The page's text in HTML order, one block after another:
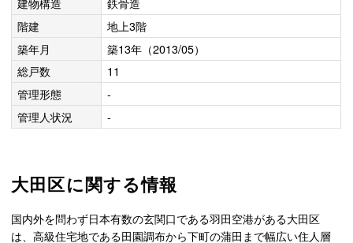
建物構造
鉄骨造
階建
地上3階
築年月
築13年（2013/05）
総戸数
11
管理形態
-
管理人状況
-
大田区に関する情報
国内外を問わず日本有数の玄関口である羽田空港がある大田区
は、高級住宅地である田園調布から下町の蒲田まで幅広い住人層